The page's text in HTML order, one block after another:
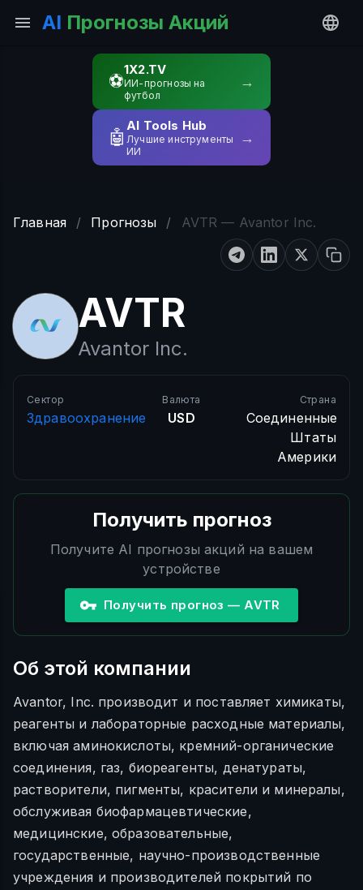
AI Прогнозы Акций
⚽
1X2.TV
ИИ-прогнозы на
футбол
→
🤖
AI Tools Hub
Лучшие инструменты
ИИ
→
Главная / Прогнозы / AVTR — Avantor Inc.
AVTR
Avantor Inc.
Сектор
Здравоохранение
Валюта
USD
Страна
Соединенные
Штаты
Америки
Получить прогноз
Получите AI прогнозы акций на вашем
устройстве
Получить прогноз — AVTR
Об этой компании
Avantor, Inc. производит и поставляет химикаты,
реагенты и лабораторные расходные материалы,
включая аминокислоты, кремний-органические
соединения, газ, биореагенты, денатураты,
растворители, пигменты, красители и минералы,
обслуживая биофармацевтические,
медицинские, образовательные,
государственные, научно-производственные
учреждения и производителей покрытий по